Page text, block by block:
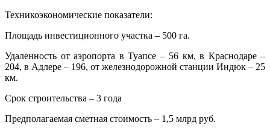
Техникоэкономические показатели:
Площадь инвестиционного участка – 500 га.
Удаленность от аэропорта в Туапсе – 56 км, в Краснодаре –
204, в Адлере – 196, от железнодорожной станции Индюк – 25
км.
Срок строительства – 3 года
Предполагаемая сметная стоимость – 1,5 млрд руб.